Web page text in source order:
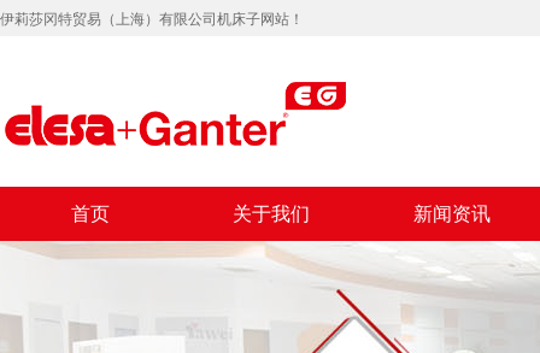
伊莉莎冈特贸易（上海）有限公司机床子网站！
首页 关于我们 新闻资讯